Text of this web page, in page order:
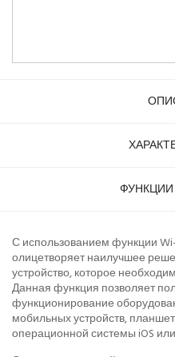
С использованием функции
олицетворяет наилучшее
устройство, которое
Данная функция позволяет
функционирование
мобильных устройств,
операционной системы iOS